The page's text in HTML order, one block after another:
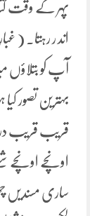
پہر کے وقت
آپ کو
بہترین تصور
قریب قریب
اونچے اونچے
ساری مسندیں